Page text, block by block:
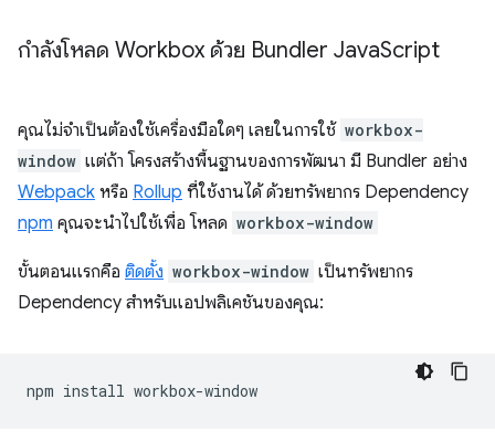
กำลังโหลด Workbox ด้วย Bundler JavaScript
คุณไม่จำเป็นต้องใช้เครื่องมือใดๆ เลยในการใช้ workbox-
window แต่ถ้า โครงสร้างพื้นฐานของการพัฒนา มี Bundler อย่าง
Webpack หรือ Rollup ที่ใช้งานได้ ด้วยทรัพยากร Dependency
npm คุณจะนําไปใช้เพื่อ โหลด workbox-window
ขั้นตอนแรกคือ ติดตั้ง workbox-window เป็นทรัพยากร
Dependency สำหรับแอปพลิเคชันของคุณ:
npm install